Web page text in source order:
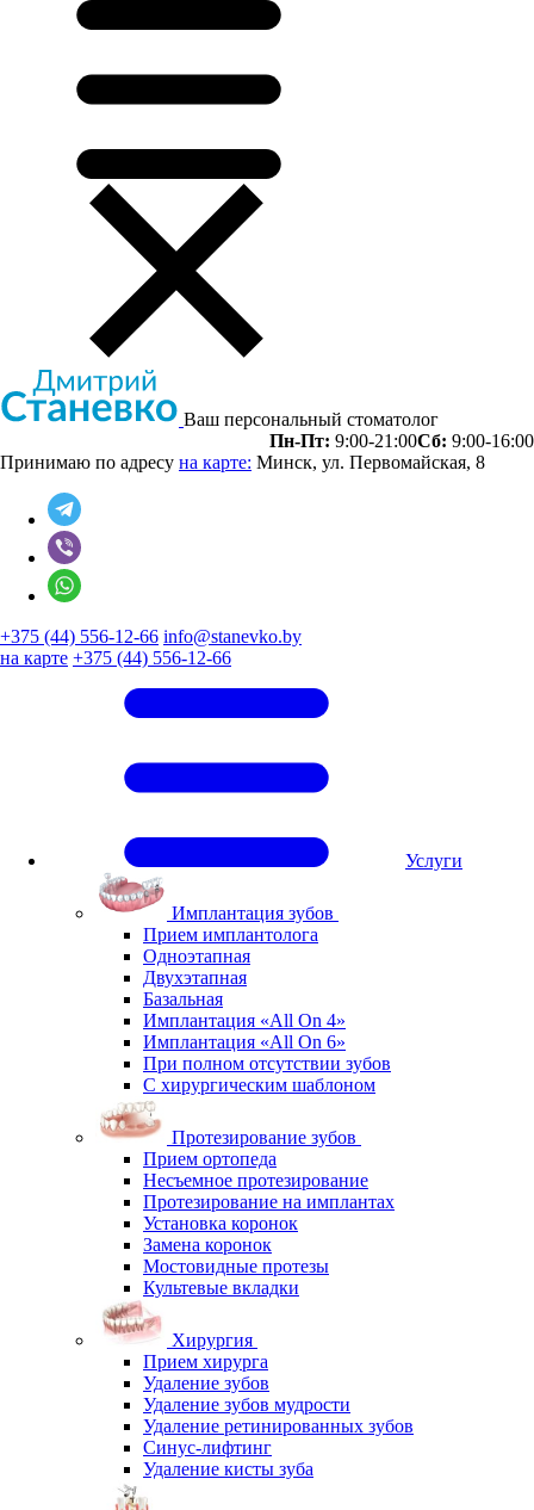
Ваш персональный стоматолог
Пн-Пт: 9:00-21:00Сб: 9:00-16:00
Принимаю по адресу на карте: Минск, ул. Первомайская, 8
+375 (44) 556-12-66 info@stanevko.by
на карте +375 (44) 556-12-66
Услуги
Имплантация зубов
Прием имплантолога
Одноэтапная
Двухэтапная
Базальная
Имплантация «All On 4»
Имплантация «All On 6»
При полном отсутствии зубов
С хирургическим шаблоном
Протезирование зубов
Прием ортопеда
Несъемное протезирование
Протезирование на имплантах
Установка коронок
Замена коронок
Мостовидные протезы
Культевые вкладки
Хирургия
Прием хирурга
Удаление зубов
Удаление зубов мудрости
Удаление ретинированных зубов
Синус-лифтинг
Удаление кисты зуба